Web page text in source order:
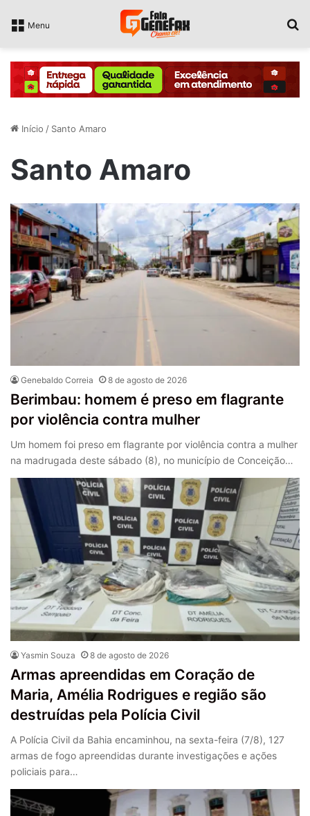
Menu
Início / Santo Amaro
Santo Amaro
Genebaldo Correia 8 de agosto de 2026
Berimbau: homem é preso em flagrante
por violência contra mulher
Um homem foi preso em flagrante por violência contra a mulher
na madrugada deste sábado (8), no município de Conceição…
Yasmin Souza 8 de agosto de 2026
Armas apreendidas em Coração de
Maria, Amélia Rodrigues e região são
destruídas pela Polícia Civil
A Polícia Civil da Bahia encaminhou, na sexta-feira (7/8), 127
armas de fogo apreendidas durante investigações e ações
policiais para…